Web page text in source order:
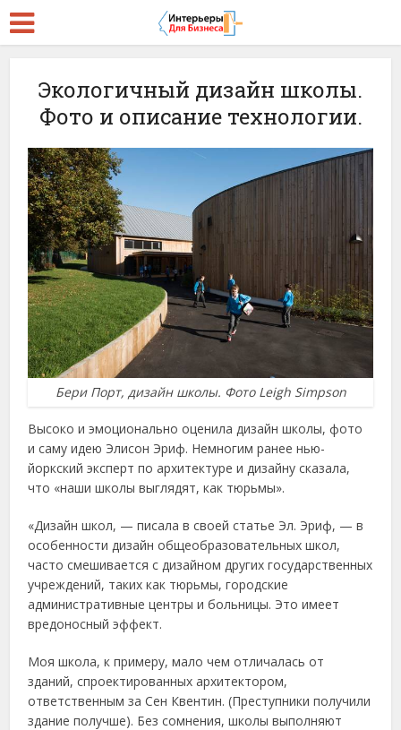
Экологичный дизайн школы.
Фото и описание технологии.
Бери Порт, дизайн школы. Фото Leigh Simpson
Высоко и эмоционально оценила дизайн школы, фото
и саму идею Элисон Эриф. Немногим ранее нью-
йоркский эксперт по архитектуре и дизайну сказала,
что «наши школы выглядят, как тюрьмы».
«Дизайн школ, — писала в своей статье Эл. Эриф, — в
особенности дизайн общеобразовательных школ,
часто смешивается с дизайном других государственных
учреждений, таких как тюрьмы, городские
административные центры и больницы. Это имеет
вредоносный эффект.
Моя школа, к примеру, мало чем отличалась от
зданий, спроектированных архитектором,
ответственным за Сен Квентин. (Преступники получили
здание получше). Без сомнения, школы выполняют